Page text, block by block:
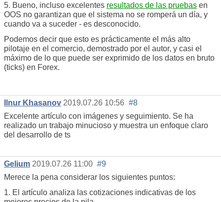
5. Bueno, incluso excelentes resultados de las pruebas en
OOS no garantizan que el sistema no se romperá un día, y
cuando va a suceder - es desconocido.
Podemos decir que esto es prácticamente el más alto
pilotaje en el comercio, demostrado por el autor, y casi el
máximo de lo que puede ser exprimido de los datos en bruto
(ticks) en Forex.
Ilnur Khasanov 2019.07.26 10:56 #8
Excelente artículo con imágenes y seguimiento. Se ha
realizado un trabajo minucioso y muestra un enfoque claro
del desarrollo de ts
Gelium 2019.07.26 11:00 #9
Merece la pena considerar los siguientes puntos:
1. El artículo analiza las cotizaciones indicativas de los